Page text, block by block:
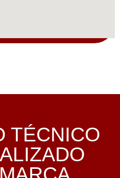
TÉCNICO